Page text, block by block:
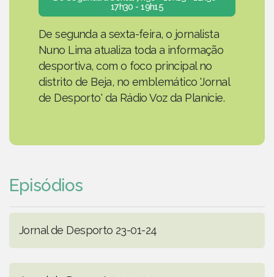
17h30 - 19h15
De segunda a sexta-feira, o jornalista
Nuno Lima atualiza toda a informação
desportiva, com o foco principal no
distrito de Beja, no emblemático 'Jornal
de Desporto' da Rádio Voz da Planície.
Episódios
Jornal de Desporto 23-01-24